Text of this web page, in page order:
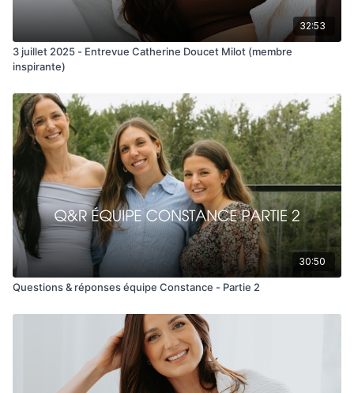
32:53
3 juillet 2025 - Entrevue Catherine Doucet Milot (membre
inspirante)
30:50
Questions & réponses équipe Constance - Partie 2